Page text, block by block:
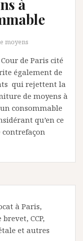
à
moyens
de Paris cité
également de
qui rejettent la
de moyens à
consommable
qu’en ce
contrefaçon
à Paris,
CCP,
et autres